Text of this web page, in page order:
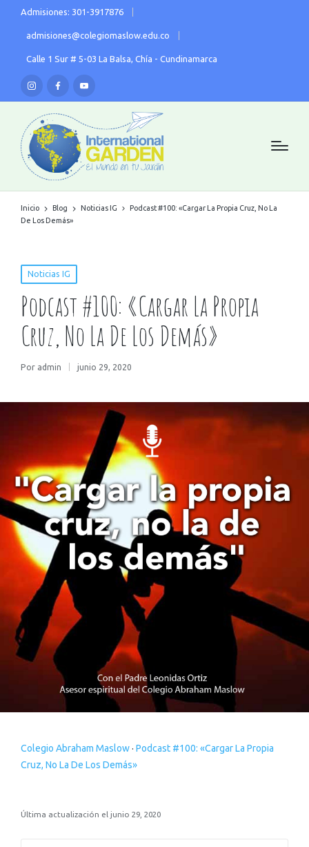
Admisiones: 301-3917876
admisiones@colegiomaslow.edu.co
Calle 1 Sur # 5-03 La Balsa, Chía - Cundinamarca
Inicio Blog Noticias IG
Podcast #100: «Cargar La Propia Cruz, No La
De Los Demás»
Noticias IG
Podcast #100: «Cargar La Propia
Cruz, No La De Los Demás»
Por admin junio 29, 2020
Colegio Abraham Maslow· Podcast #100: «Cargar La Propia
Cruz, No La De Los Demás»
Última actualización el junio 29, 2020